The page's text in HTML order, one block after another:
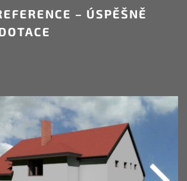
– ÚSPĚŠNĚ